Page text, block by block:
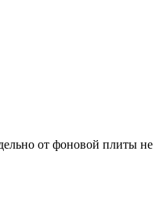
от фоновой плиты не